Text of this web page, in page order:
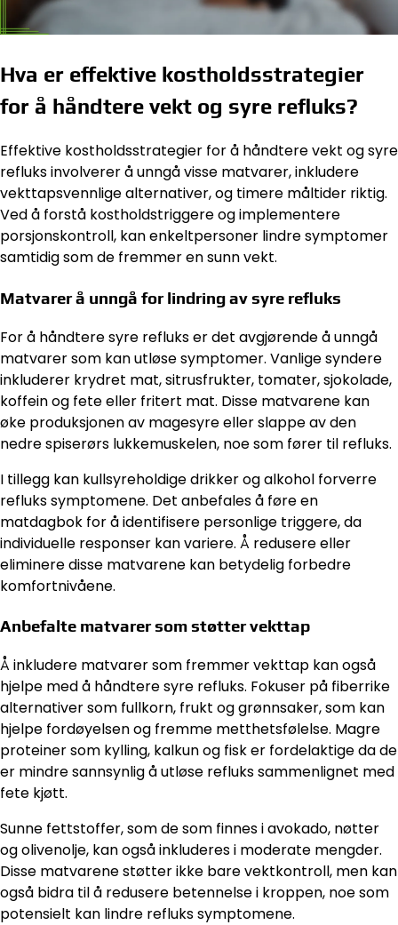
Hva er effektive kostholdsstrategier
for å håndtere vekt og syre refluks?
Effektive kostholdsstrategier for å håndtere vekt og syre
refluks involverer å unngå visse matvarer, inkludere
vekttapsvennlige alternativer, og timere måltider riktig.
Ved å forstå kostholdstriggere og implementere
porsjonskontroll, kan enkeltpersoner lindre symptomer
samtidig som de fremmer en sunn vekt.
Matvarer å unngå for lindring av syre refluks
For å håndtere syre refluks er det avgjørende å unngå
matvarer som kan utløse symptomer. Vanlige syndere
inkluderer krydret mat, sitrusfrukter, tomater, sjokolade,
koffein og fete eller fritert mat. Disse matvarene kan
øke produksjonen av magesyre eller slappe av den
nedre spiserørs lukkemuskelen, noe som fører til refluks.
I tillegg kan kullsyreholdige drikker og alkohol forverre
refluks symptomene. Det anbefales å føre en
matdagbok for å identifisere personlige triggere, da
individuelle responser kan variere. Å redusere eller
eliminere disse matvarene kan betydelig forbedre
komfortnivåene.
Anbefalte matvarer som støtter vekttap
Å inkludere matvarer som fremmer vekttap kan også
hjelpe med å håndtere syre refluks. Fokuser på fiberrike
alternativer som fullkorn, frukt og grønnsaker, som kan
hjelpe fordøyelsen og fremme metthetsfølelse. Magre
proteiner som kylling, kalkun og fisk er fordelaktige da de
er mindre sannsynlig å utløse refluks sammenlignet med
fete kjøtt.
Sunne fettstoffer, som de som finnes i avokado, nøtter
og olivenolje, kan også inkluderes i moderate mengder.
Disse matvarene støtter ikke bare vektkontroll, men kan
også bidra til å redusere betennelse i kroppen, noe som
potensielt kan lindre refluks symptomene.